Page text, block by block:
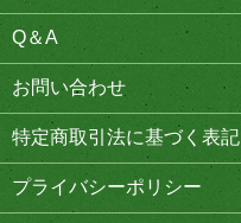
Q＆A
お問い合わせ
特定商取引法に基づく表記
プライバシーポリシー